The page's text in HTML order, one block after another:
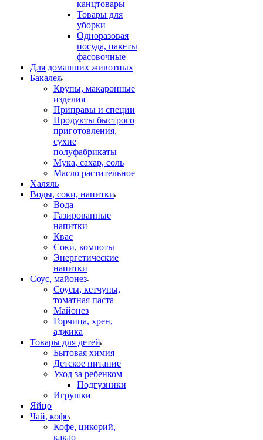
канцтовары
Товары для
уборки
Одноразовая
посуда, пакеты
фасовочные
Для домашних животных
Бакалея
Крупы, макаронные
изделия
Приправы и специи
Продукты быстрого
приготовления,
сухие
полуфабрикаты
Мука, сахар, соль
Масло растительное
Халяль
Воды, соки, напитки
Вода
Газированные
напитки
Квас
Соки, компоты
Энергетические
напитки
Соус, майонез
Соусы, кетчупы,
томатная паста
Майонез
Горчица, хрен,
аджика
Товары для детей
Бытовая химия
Детское питание
Уход за ребенком
Подгузники
Игрушки
Яйцо
Чай, кофе
Кофе, цикорий,
какао